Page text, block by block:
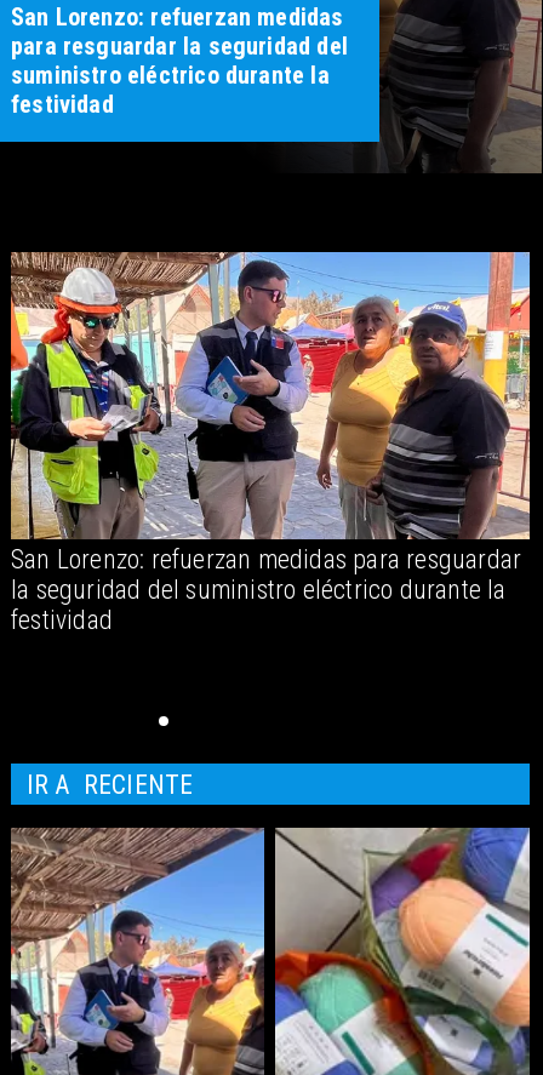
San Lorenzo: refuerzan medidas
para resguardar la seguridad del
suministro eléctrico durante la
festividad
San Lorenzo: refuerzan medidas para resguardar
la seguridad del suministro eléctrico durante la
festividad
IR A RECIENTE